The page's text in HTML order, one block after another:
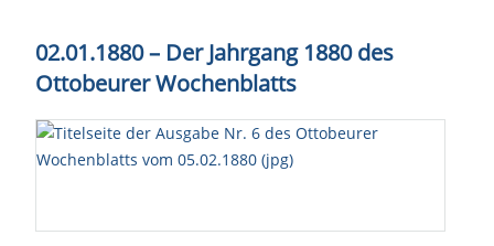
02.01.1880 – Der Jahrgang 1880 des
Ottobeurer Wochenblatts